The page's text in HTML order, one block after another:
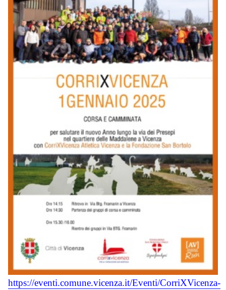
https://eventi.comune.vicenza.it/Eventi/CorriXVicenza-